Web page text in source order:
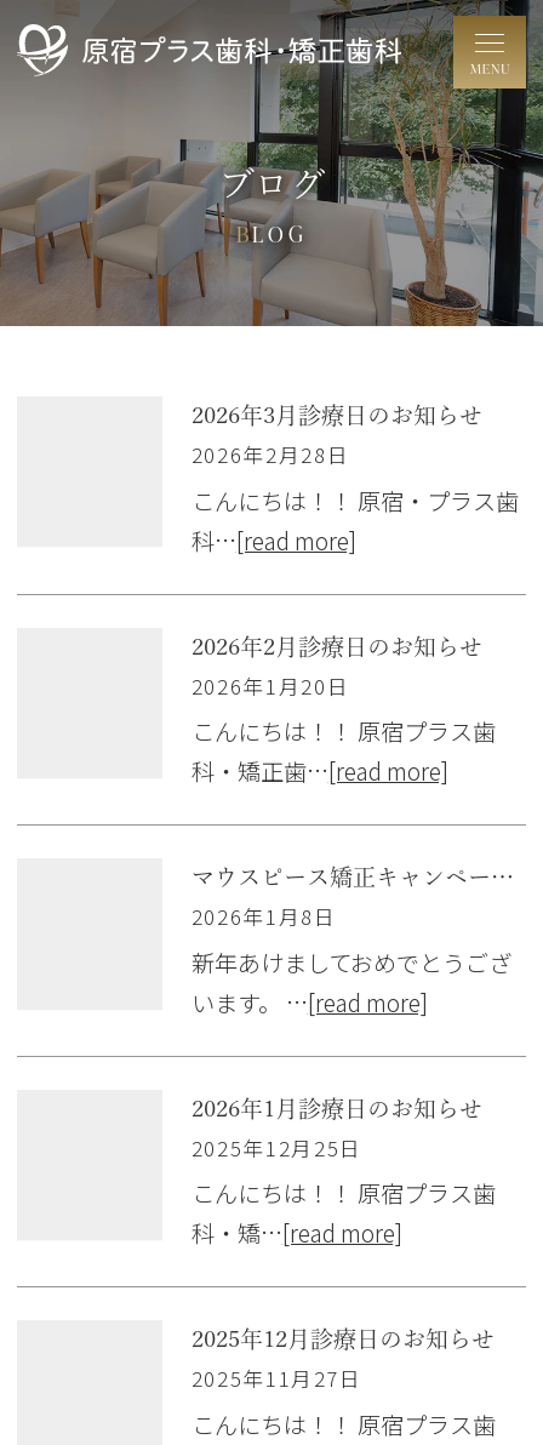
ブログ
BLOG
2026年3月診療日のお知らせ
2026年2月28日
こんにちは！！ 原宿・プラス歯
科…[read more]
2026年2月診療日のお知らせ
2026年1月20日
こんにちは！！ 原宿プラス歯
科・矯正歯…[read more]
マウスピース矯正キャンペーンとモニター募集！
2026年1月8日
新年あけましておめでとうござ
います。 …[read more]
2026年1月診療日のお知らせ
2025年12月25日
こんにちは！！ 原宿プラス歯
科・矯…[read more]
2025年12月診療日のお知らせ
2025年11月27日
こんにちは！！ 原宿プラス歯